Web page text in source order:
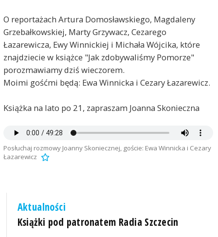
O reportażach Artura Domosławskiego, Magdaleny
Grzebałkowskiej, Marty Grzywacz, Cezarego
Łazarewicza, Ewy Winnickiej i Michała Wójcika, które
znajdziecie w książce "Jak zdobywaliśmy Pomorze"
porozmawiamy dziś wieczorem.
Moimi gośćmi będą: Ewa Winnicka i Cezary Łazarewicz.
Książka na lato po 21, zapraszam Joanna Skonieczna
Posłuchaj rozmowy Joanny Skoniecznej, goście: Ewa Winnicka i Cezary
Łazarewicz
Aktualności
Książki pod patronatem Radia Szczecin